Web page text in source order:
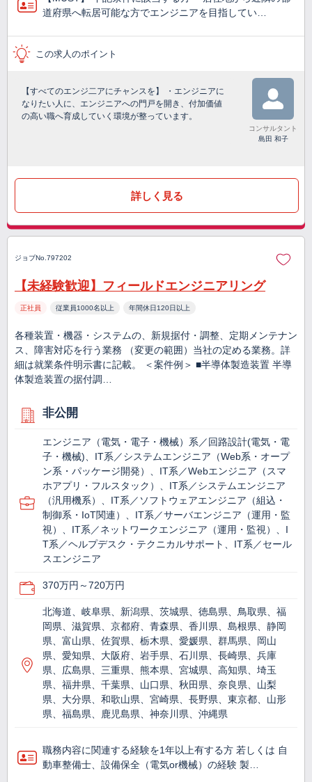
道府県へ転居可能な方でエンジニアを目指してい…
この求人のポイント
【すべてのエンジ二アにチャンスを】 ・エンジニアに
なりたい人に、エンジニアへの門戸を開き、付加価値
の高い職へ育成していく環境が整っています。
コンサルタント
島田 和子
詳しく見る
ジョブNo.797202
【未経験歓迎】フィールドエンジニアリング
正社員 従業員1000名以上 年間休日120日以上
各種装置・機器・システムの、新規据付・調整、定期メンテナン
ス、障害対応を行う業務 （変更の範囲）当社の定める業務。詳
細は就業条件明示書に記載。 ＜案件例＞ ■半導体製造装置 半導
体製造装置の据付調…
非公開
エンジニア（電気・電子・機械）系／回路設計(電気・電
子・機械)、IT系／システムエンジニア（Web系・オープ
ン系・パッケージ開発）、IT系／Webエンジニア（スマ
ホアプリ・フルスタック）、IT系／システムエンジニア
（汎用機系）、IT系／ソフトウェアエンジニア（組込・
制御系・IoT関連）、IT系／サーバエンジニア（運用・監
視）、IT系／ネットワークエンジニア（運用・監視）、I
T系／ヘルプデスク・テクニカルサポート、IT系／セール
スエンジニア
370万円～720万円
北海道、岐阜県、新潟県、茨城県、徳島県、鳥取県、福
岡県、滋賀県、京都府、青森県、香川県、島根県、静岡
県、富山県、佐賀県、栃木県、愛媛県、群馬県、岡山
県、愛知県、大阪府、岩手県、石川県、長崎県、兵庫
県、広島県、三重県、熊本県、宮城県、高知県、埼玉
県、福井県、千葉県、山口県、秋田県、奈良県、山梨
県、大分県、和歌山県、宮崎県、長野県、東京都、山形
県、福島県、鹿児島県、神奈川県、沖縄県
職務内容に関連する経験を1年以上有する方 若しくは 自
動車整備士、設備保全（電気or機械）の経験 製…